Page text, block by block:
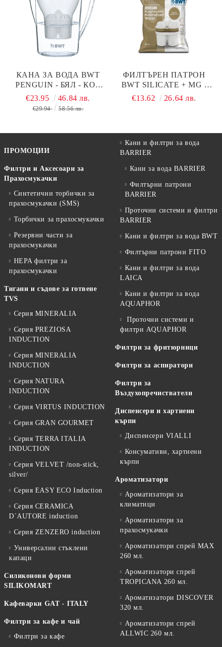
КАНА ЗА ВОДА BWT
PЕNGUIN - БЯЛ - КОД
В701
€23.95 46.84 лв.
€29.94 58.56 лв.
ФИЛТЪРЕН ПАТРОН
BWT SILICATE + MG -
КОД В734
€13.62 26.64 лв.
ПРОМОЦИИ
Филтри и Аксесоари за
Прахосмукачки
Синтетични торбички за
прахосмукачки (SMS)
Торбички за прахосмукачки
Резервни части за
прахосмукачки
HEPA филтри за
прахосмукачки
Тигани и съдове за готвене
TVS
Серия MINERALIA
Серия PREZIOSA
INDUCTION
Серия MINERALIA
INDUCTION
Серия NATURA
INDUCTION
Серия VIRTUS INDUCTION
Серия GRAN GOURMET
Серия TERRA ITALIA
INDUCTION
Серия VELVET /non-stick,
silver/
Серия EASY ECO Induction
Серия CERAMICA
D`AUTORE induction
Серия ZENZERO induction
Универсални стъклени
капаци
Силиконови форми
SILIKOMART
Кафеварки GAT - ITALY
Филтри за кафе и чай
Филтри за кафе
Кани и филтри за вода
BARRIER
Кани за вода BARRIER
Филтърни патрони
BARRIER
Проточни системи и филтри
BARRIER
Кани и филтри за вода BWT
Филтърни патрони FITO
Кани и филтри за вода
LAICA
Кани и филтри за вода
AQUAPHOR
Проточни системи и
филтри AQUAPHOR
Филтри за фритюрници
Филтри за аспиратори
Филтри за
Въздухопречистватели
Диспенсери и хартиени
кърпи
Диспенсери VIALLI
Консумативи, хартиени
кърпи
Ароматизатори
Ароматизатори за
климатици
Ароматизатори за
прахосмукачки
Ароматизатори спрей MAX
260 мл.
Ароматизатори спрей
TROPICANA 260 мл.
Ароматизатори DISCOVER
320 мл.
Ароматизатори спрей
ALLWIC 260 мл.